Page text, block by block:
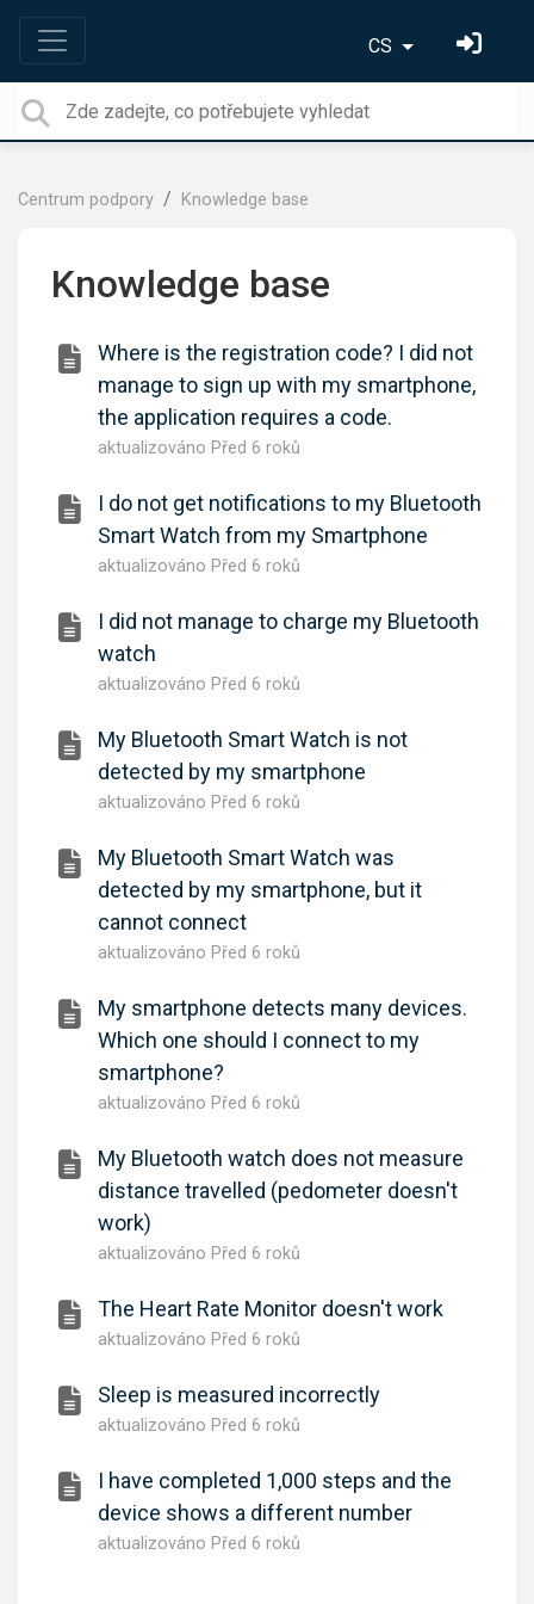
CS
Centrum podpory Knowledge base
Knowledge base
Where is the registration code? I did not
manage to sign up with my smartphone,
the application requires a code.
aktualizováno Před 6 roků
I do not get notifications to my Bluetooth
Smart Watch from my Smartphone
aktualizováno Před 6 roků
I did not manage to charge my Bluetooth
watch
aktualizováno Před 6 roků
My Bluetooth Smart Watch is not
detected by my smartphone
aktualizováno Před 6 roků
My Bluetooth Smart Watch was
detected by my smartphone, but it
cannot connect
aktualizováno Před 6 roků
My smartphone detects many devices.
Which one should I connect to my
smartphone?
aktualizováno Před 6 roků
My Bluetooth watch does not measure
distance travelled (pedometer doesn't
work)
aktualizováno Před 6 roků
The Heart Rate Monitor doesn't work
aktualizováno Před 6 roků
Sleep is measured incorrectly
aktualizováno Před 6 roků
I have completed 1,000 steps and the
device shows a different number
aktualizováno Před 6 roků